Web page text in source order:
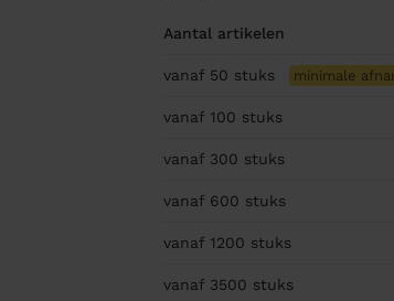
Aantal artikelen
vanaf 50 stuks minimale
vanaf 100 stuks
vanaf 300 stuks
vanaf 600 stuks
vanaf 1200 stuks
vanaf 3500 stuks